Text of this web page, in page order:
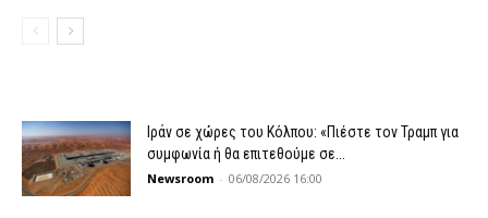
Ιράν σε χώρες του Κόλπου: «Πιέστε τον Τραμπ για
συμφωνία ή θα επιτεθούμε σε...
Newsroom - 06/08/2026 16:00